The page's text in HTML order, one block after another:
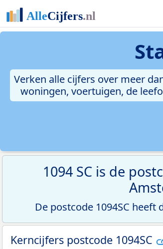
Verken alle cijfers over meer
woningen, voertuigen, de
1094 SC is de
De postcode 1094SC
Kerncijfers postcode 1094SC